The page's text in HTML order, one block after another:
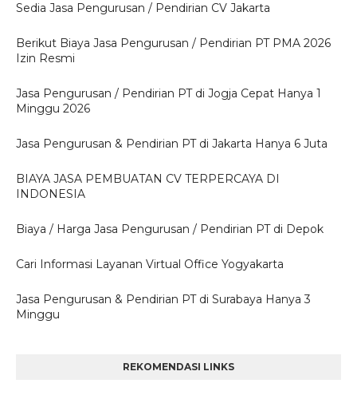
Sedia Jasa Pengurusan / Pendirian CV Jakarta
Berikut Biaya Jasa Pengurusan / Pendirian PT PMA 2026
Izin Resmi
Jasa Pengurusan / Pendirian PT di Jogja Cepat Hanya 1
Minggu 2026
Jasa Pengurusan & Pendirian PT di Jakarta Hanya 6 Juta
BIAYA JASA PEMBUATAN CV TERPERCAYA DI
INDONESIA
Biaya / Harga Jasa Pengurusan / Pendirian PT di Depok
Cari Informasi Layanan Virtual Office Yogyakarta
Jasa Pengurusan & Pendirian PT di Surabaya Hanya 3
Minggu
REKOMENDASI LINKS